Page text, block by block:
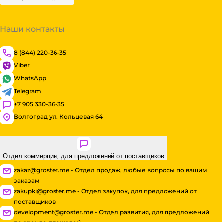
Наши контакты
8 (844) 220-36-35
Viber
WhatsApp
Telegram
+7 905 330-36-35
Волгоград ул. Кольцевая 64
Отдел коммерции, для предложений от поставщиков
zakaz@groster.me - Отдел продаж, любые вопросы по вашим
заказам
zakupki@groster.me - Отдел закупок, для предложений от
поставщиков
development@groster.me - Отдел развития, для предложений